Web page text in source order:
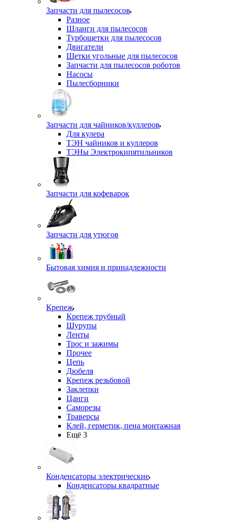
Запчасти для пылесосов
Разное
Шланги для пылесосов
Турбощетки для пылесосов
Двигатели
Щетки угольные для пылесосов
Запчасти для пылесосов роботов
Насосы
Пылесборники
Запчасти для чайников/куллеров
Для кулера
ТЭН чайников и куллеров
ТЭНы Электрокипятильников
Запчасти для кофеварок
Запчасти для утюгов
Бытовая химия и принадлежности
Крепеж
Крепеж трубный
Шурупы
Ленты
Трос и зажимы
Прочее
Цепь
Дюбеля
Крепеж резьбовой
Заклепки
Цанги
Саморезы
Траверсы
Клей, герметик, пена монтажная
Ещё 3
Конденсаторы электрические
Конденсаторы квадратные